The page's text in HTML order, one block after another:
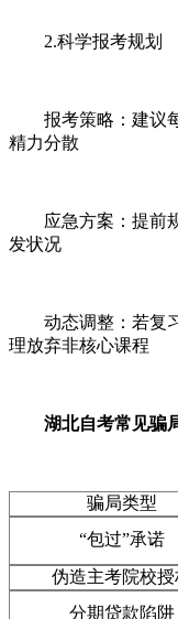
2.科学报考规划
报考策略：建议每
精力分散
应急方案：提前规
发状况
动态调整：若复习
理放弃非核心课程
湖北自考常见骗
骗局类型
“包过”承诺
伪造主考院校授
分期贷款陷阱